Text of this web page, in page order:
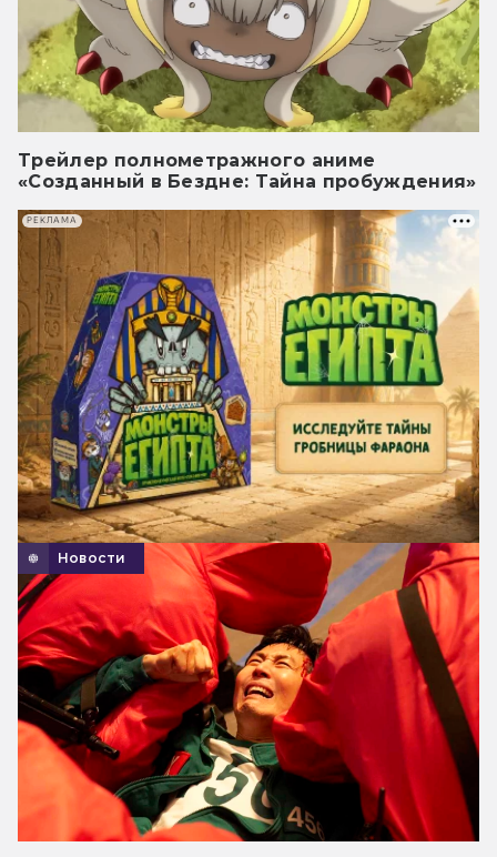
Трейлер полнометражного аниме
«Созданный в Бездне: Тайна пробуждения»
Новости
РЕКЛАМА